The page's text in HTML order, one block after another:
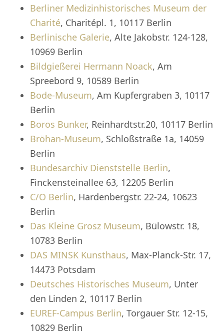
Berliner Medizinhistorisches Museum der
Charité, Charitépl. 1, 10117 Berlin
Berlinische Galerie, Alte Jakobstr. 124-128,
10969 Berlin
Bildgießerei Hermann Noack, Am
Spreebord 9, 10589 Berlin
Bode-Museum, Am Kupfergraben 3, 10117
Berlin
Boros Bunker, Reinhardtstr.20, 10117 Berlin
Bröhan-Museum, Schloßstraße 1a, 14059
Berlin
Bundesarchiv Dienststelle Berlin,
Finckensteinallee 63, 12205 Berlin
C/O Berlin, Hardenbergstr. 22-24, 10623
Berlin
Das Kleine Grosz Museum, Bülowstr. 18,
10783 Berlin
DAS MINSK Kunsthaus, Max-Planck-Str. 17,
14473 Potsdam
Deutsches Historisches Museum, Unter
den Linden 2, 10117 Berlin
EUREF-Campus Berlin, Torgauer Str. 12-15,
10829 Berlin